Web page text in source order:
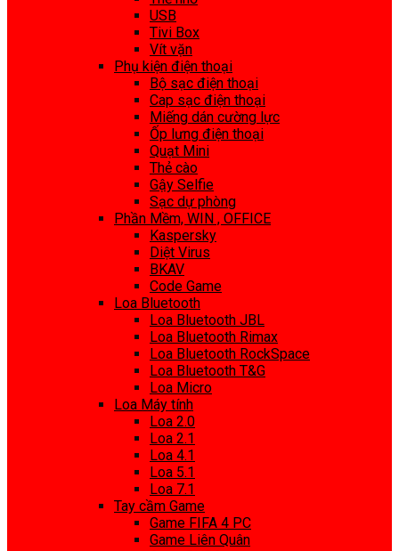
USB
Tivi Box
Vít vặn
Phụ kiện điện thoại
Bộ sạc điện thoại
Cap sạc điện thoại
Miếng dán cường lực
Ốp lưng điện thoại
Quạt Mini
Thẻ cào
Gậy Selfie
Sạc dự phòng
Phần Mềm, WIN , OFFICE
Kaspersky
Diệt Virus
BKAV
Code Game
Loa Bluetooth
Loa Bluetooth JBL
Loa Bluetooth Rimax
Loa Bluetooth RockSpace
Loa Bluetooth T&G
Loa Micro
Loa Máy tính
Loa 2.0
Loa 2.1
Loa 4.1
Loa 5.1
Loa 7.1
Tay cầm Game
Game FIFA 4 PC
Game Liên Quân